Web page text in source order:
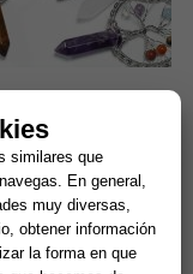
Y PUNTA MINERAL
SURTIDOS)
un poderoso
armonía y
que combina la
la naturaleza con el
Comprar
similares que
En general,
muy diversas,
obtener información
la forma en que